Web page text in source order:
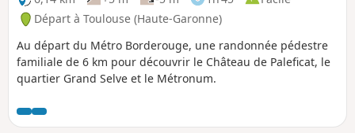
espaces boisés, des sentiers jalonnés
d’installations scientifiques, ainsi que
des zones de verdure qui rappellent la
biodiversité préservée au cœur même
de ce pôle universitaire. Le parcours
découvertes urbaines et nature, entre
lieux de savoirs et coins de détente. Une
Départ à Toulouse (Haute-Garonne)
Au départ du Métro Borderouge, une randonnée pédestre
familiale de 6 km pour découvrir le Château de Paleficat, le
quartier Grand Selve et le Métronum.